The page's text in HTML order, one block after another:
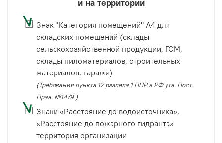
и на территории
Знак "Категория помещений" А4 для
складских помещений (склады
сельскохозяйственной продукции, ГСМ,
склады пиломатериалов, строительных
материалов, гаражи)
(Требования пункта 12 раздела 1 ППР в РФ утв. Пост.
Прав. №1479 )
Знаки «Расстояние до водоисточника»,
«Расстояние до пожарного гидранта»
территория организации